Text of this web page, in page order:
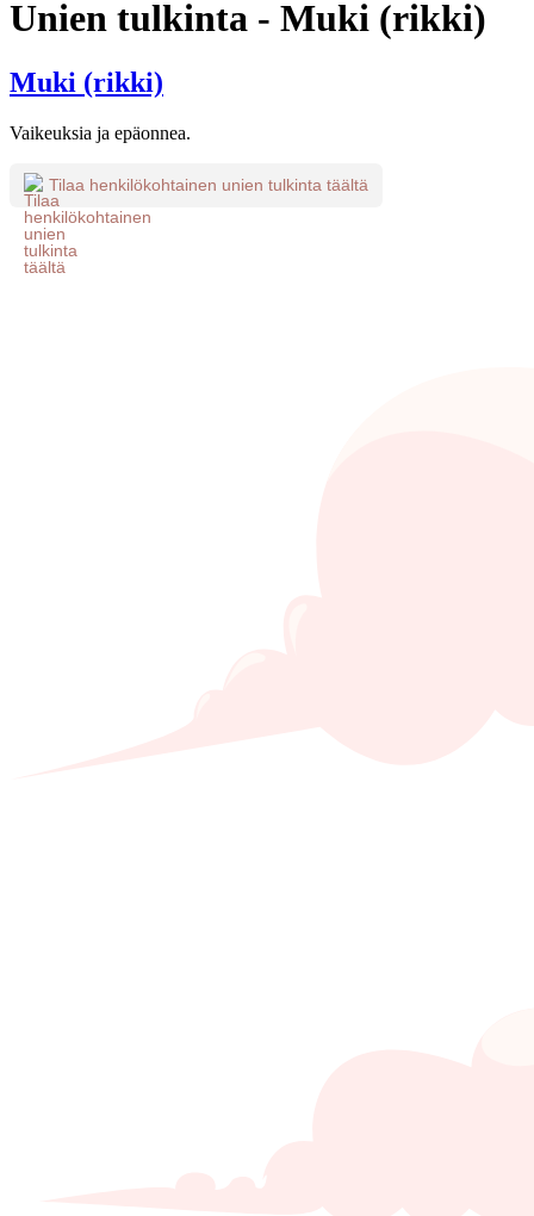
Unien tulkinta - Muki (rikki)
Muki (rikki)
Vaikeuksia ja epäonnea.
Tilaa henkilökohtainen unien tulkinta täältä